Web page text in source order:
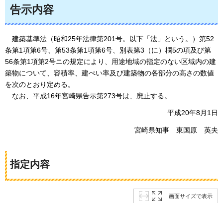
告示内容
建築基準法 （昭和25年法律第201号。以下「法」という。）第52
条第1項第6号、第53条第1項第6号、別表第3（に）欄5の項及び第
56条第1項第2号ニの規定により、用途地域の指定のない区域内の建
築物について、容積率、建ぺい率及び建築物の各部分の高さの数値
を次のとおり定める。
なお、 平成16年宮崎県告示第273号は、廃止する。
平成20年8月1日
宮崎県知事 東国原 英夫
指定内容
画面サイズで表示